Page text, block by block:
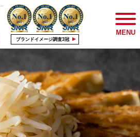
ブランドイメージ調査3冠
MENU